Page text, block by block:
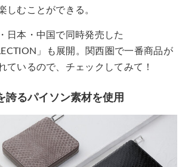
しむことができる。
日本・中国で同時発売した
」も展開。関西圏で一番商品が
ているので、チェックしてみて！
誇るパイソン素材を使用